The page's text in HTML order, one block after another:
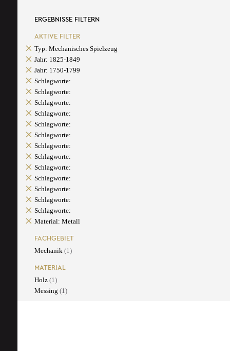
ERGEBNISSE FILTERN
AKTIVE FILTER
Typ: Mechanisches Spielzeug
Jahr: 1825-1849
Jahr: 1750-1799
Schlagworte:
Schlagworte:
Schlagworte:
Schlagworte:
Schlagworte:
Schlagworte:
Schlagworte:
Schlagworte:
Schlagworte:
Schlagworte:
Schlagworte:
Schlagworte:
Schlagworte:
Material: Metall
FACHGEBIET
Mechanik (1)
MATERIAL
Holz (1)
Messing (1)